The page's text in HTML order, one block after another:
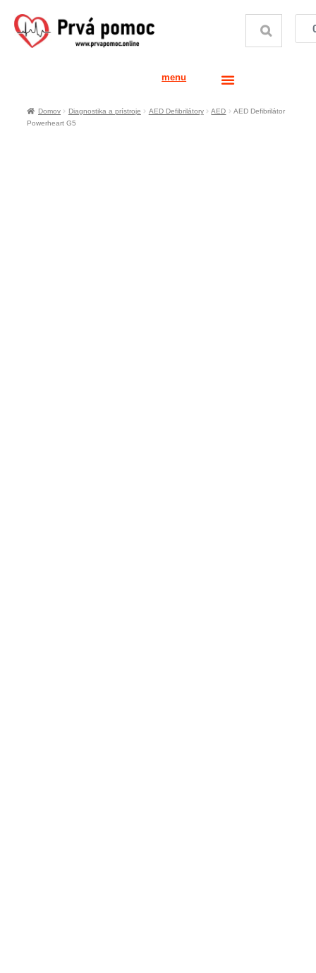
menu
Domov Diagnostika a prístroje AED Defibrilátory AED
AED Defibrilátor
Powerheart G5